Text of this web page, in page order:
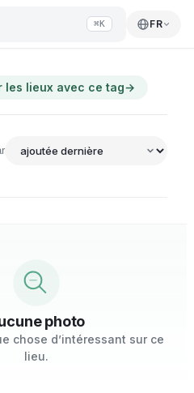
⌘K FR
les lieux avec ce tag→
photo
chose d’intéressant sur ce
lieu.